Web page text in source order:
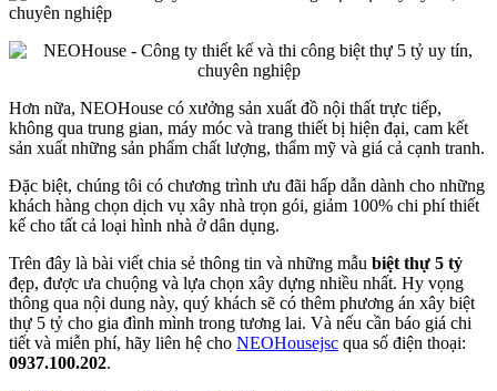
Hơn nữa, NEOHouse có xưởng sản xuất đồ nội thất trực tiếp,
không qua trung gian, máy móc và trang thiết bị hiện đại, cam kết
sản xuất những sản phẩm chất lượng, thẩm mỹ và giá cả cạnh tranh.
Đặc biệt, chúng tôi có chương trình ưu đãi hấp dẫn dành cho những
khách hàng chọn dịch vụ xây nhà trọn gói, giảm 100% chi phí thiết
kế cho tất cả loại hình nhà ở dân dụng.
Trên đây là bài viết chia sẻ thông tin và những mẫu biệt thự 5 tỷ
đẹp, được ưa chuộng và lựa chọn xây dựng nhiều nhất. Hy vọng
thông qua nội dung này, quý khách sẽ có thêm phương án xây biệt
thự 5 tỷ cho gia đình mình trong tương lai. Và nếu cần báo giá chi
tiết và miễn phí, hãy liên hệ cho NEOHousejsc qua số điện thoại:
0937.100.202.